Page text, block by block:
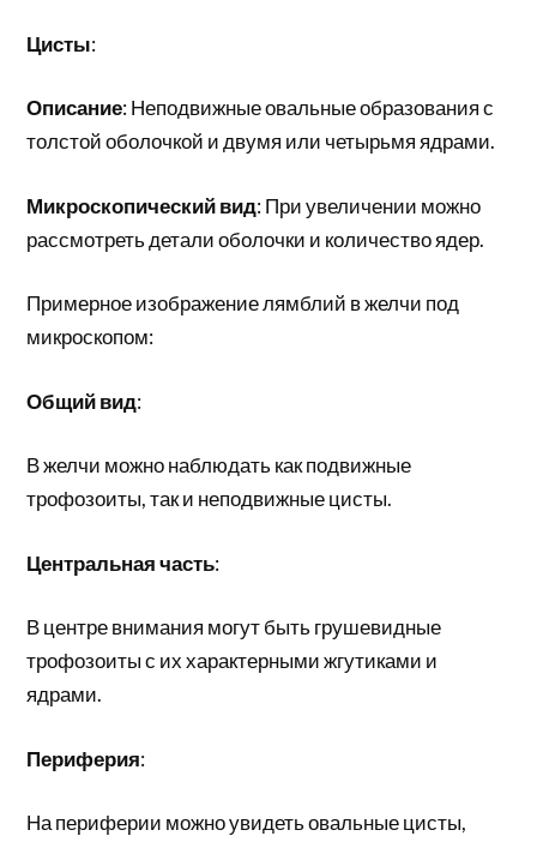
Цисты:
Описание: Неподвижные овальные образования с
толстой оболочкой и двумя или четырьмя ядрами.
Микроскопический вид: При увеличении можно
рассмотреть детали оболочки и количество ядер.
Примерное изображение лямблий в желчи под
микроскопом:
Общий вид:
В желчи можно наблюдать как подвижные
трофозоиты, так и неподвижные цисты.
Центральная часть:
В центре внимания могут быть грушевидные
трофозоиты с их характерными жгутиками и
ядрами.
Периферия:
На периферии можно увидеть овальные цисты,